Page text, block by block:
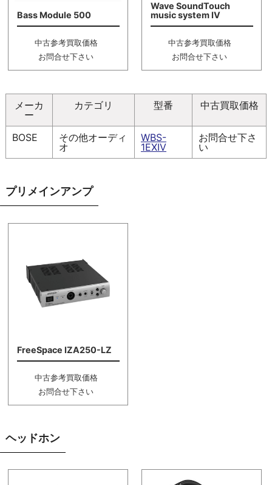
Bass Module 500
中古参考買取価格
お問合せ下さい
Wave SoundTouch
music system IV
中古参考買取価格
お問合せ下さい
メーカ
ー
カテゴリ 型番 中古買取価格
BOSE
その他オーディ
オ
WBS-
1EXIV
お問合せ下さ
い
プリメインアンプ
FreeSpace IZA250-LZ
中古参考買取価格
お問合せ下さい
ヘッドホン